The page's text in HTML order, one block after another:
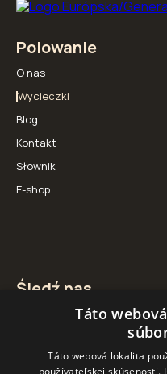
Polowanie
O nas
Wycieczki
Blog
Kontakt
Słownik
E-shop
Śledź nas
Facebook Instagram
Táto
Táto webová lokalita
používateľskej skúsenosti.